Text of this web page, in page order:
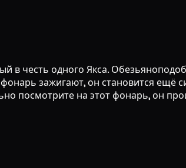
в честь одного Якса.
зажигают, он становится ещё
посмотрите на этот фонарь, он